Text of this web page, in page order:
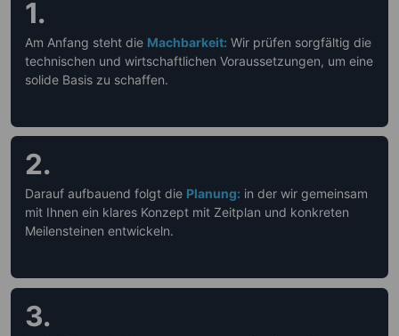
1.
Am Anfang steht die Machbarkeit: Wir prüfen sorgfältig die
technischen und wirtschaftlichen Voraussetzungen, um eine
solide Basis zu schaffen.
2.
Darauf aufbauend folgt die Planung: in der wir gemeinsam
mit Ihnen ein klares Konzept mit Zeitplan und konkreten
Meilensteinen entwickeln.
3.